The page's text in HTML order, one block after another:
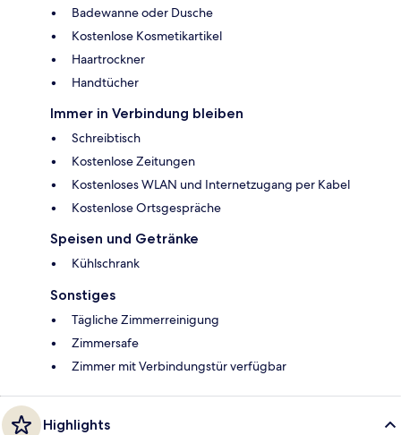
Badewanne oder Dusche
Kostenlose Kosmetikartikel
Haartrockner
Handtücher
Immer in Verbindung bleiben
Schreibtisch
Kostenlose Zeitungen
Kostenloses WLAN und Internetzugang per Kabel
Kostenlose Ortsgespräche
Speisen und Getränke
Kühlschrank
Sonstiges
Tägliche Zimmerreinigung
Zimmersafe
Zimmer mit Verbindungstür verfügbar
Highlights